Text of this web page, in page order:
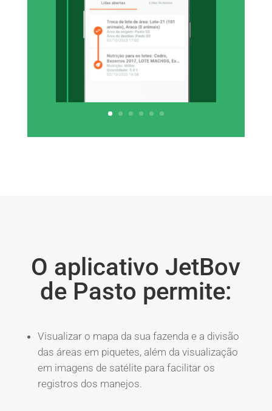
O aplicativo JetBov
de Pasto permite:
Visualizar o mapa da sua fazenda e a divisão
das áreas em piquetes, além da visualização
em imagens de satélite para facilitar os
registros dos manejos.